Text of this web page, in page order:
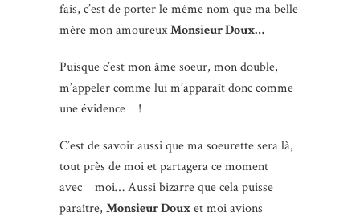
fais, c’est de porter le même nom que ma belle
mère mon amoureuxMonsieur Doux…
Puisque c’est mon âme soeur, mon double,
m’appeler comme lui m’apparaît donc comme
une évidence !
C’est de savoir aussi que ma soeurette sera là,
tout près de moi et partagera ce moment
avec moi… Aussi bizarre que cela puisse
paraître, Monsieur Douxet moi avions